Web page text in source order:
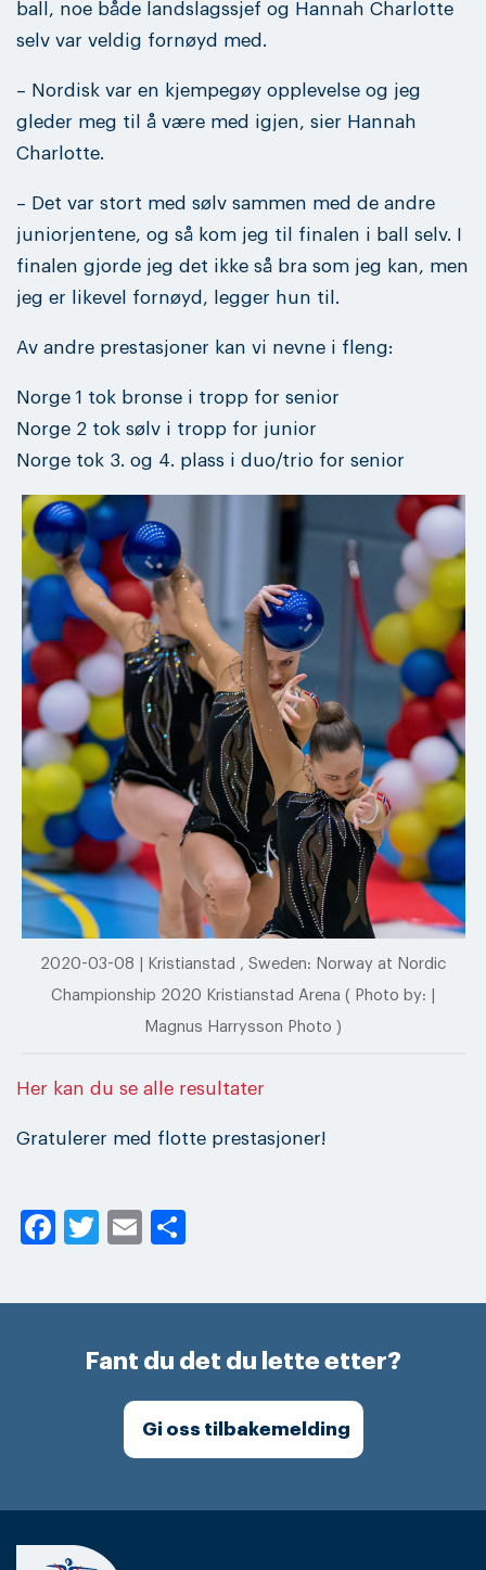
ball, noe både landslagssjef og Hannah Charlotte
selv var veldig fornøyd med.
– Nordisk var en kjempegøy opplevelse og jeg
gleder meg til å være med igjen, sier Hannah
Charlotte.
– Det var stort med sølv sammen med de andre
juniorjentene, og så kom jeg til finalen i ball selv. I
finalen gjorde jeg det ikke så bra som jeg kan, men
jeg er likevel fornøyd, legger hun til.
Av andre prestasjoner kan vi nevne i fleng:
Norge 1 tok bronse i tropp for senior
Norge 2 tok sølv i tropp for junior
Norge tok 3. og 4. plass i duo/trio for senior
2020-03-08 | Kristianstad , Sweden: Norway at Nordic
Championship 2020 Kristianstad Arena ( Photo by: |
Magnus Harrysson Photo )
Her kan du se alle resultater
Gratulerer med flotte prestasjoner!
Facebook
Twitter
Email
Fant du det du lette etter?
Gi oss tilbakemelding